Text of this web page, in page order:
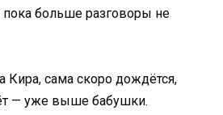
больше разговоры не
Кира, сама скоро дождётся,
— уже выше бабушки.